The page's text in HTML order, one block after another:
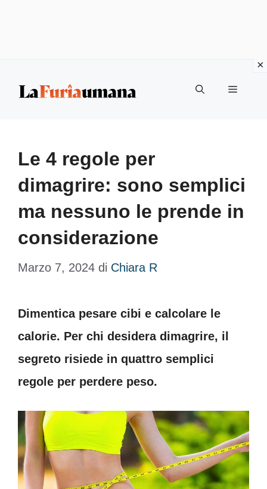
Menu
Le 4 regole per
dimagrire: sono semplici
ma nessuno le prende in
considerazione
Marzo 7, 2024 di Chiara R
Dimentica pesare cibi e calcolare le
calorie. Per chi desidera dimagrire, il
segreto risiede in quattro semplici
regole per perdere peso.